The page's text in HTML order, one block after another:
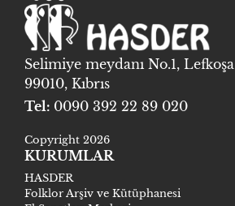
Selimiye meydanı No.1, Lefkoşa
99010, Kıbrıs
Tel: 0090 392 22 89 020
Copyright 2026
KURUMLAR
HASDER
Folklor Arşiv ve Kütüphanesi